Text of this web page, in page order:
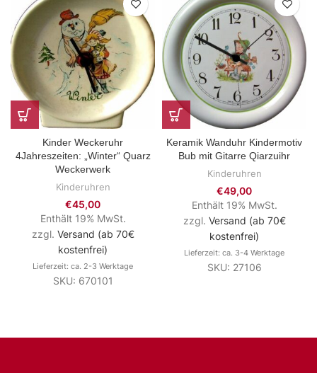
Kinder Weckeruhr
4Jahreszeiten: „Winter“ Quarz
Weckerwerk
Kinderuhren
€45,00
Enthält 19% MwSt.
zzgl. Versand (ab 70€
kostenfrei)
Lieferzeit: ca. 2-3 Werktage
SKU: 670101
Keramik Wanduhr Kindermotiv
Bub mit Gitarre Qiarzuihr
Kinderuhren
€49,00
Enthält 19% MwSt.
zzgl. Versand (ab 70€
kostenfrei)
Lieferzeit: ca. 3-4 Werktage
SKU: 27106